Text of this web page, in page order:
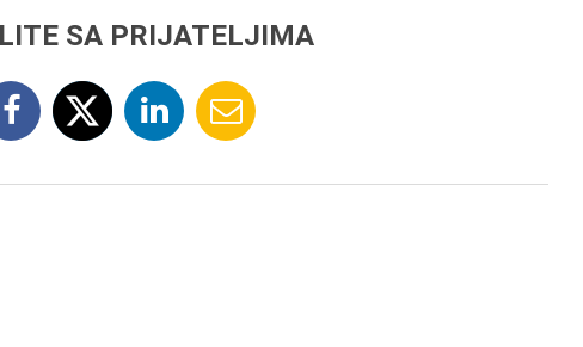
SA PRIJATELJIMA